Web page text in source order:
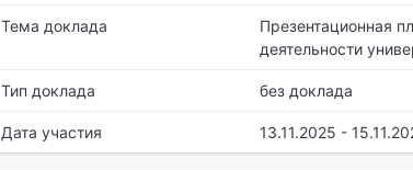
Тема доклада
Презентационная
деятельности
Тип доклада без доклада
Дата участия 13.11.2025 -